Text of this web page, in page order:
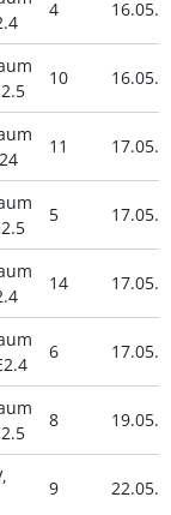
4
10
11
5
14
6
8
9